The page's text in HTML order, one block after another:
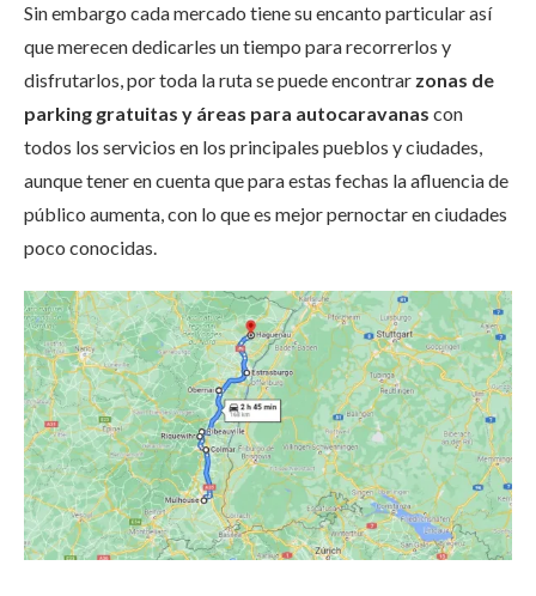
Sin embargo cada mercado tiene su encanto particular así
que merecen dedicarles un tiempo para recorrerlos y
disfrutarlos, por toda la ruta se puede encontrar zonas de
parking gratuitas y áreas para autocaravanas con
todos los servicios en los principales pueblos y ciudades,
aunque tener en cuenta que para estas fechas la afluencia de
público aumenta, con lo que es mejor pernoctar en ciudades
poco conocidas.